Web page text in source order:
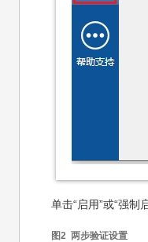
单击“启用”或“强
图2 两步验证设置